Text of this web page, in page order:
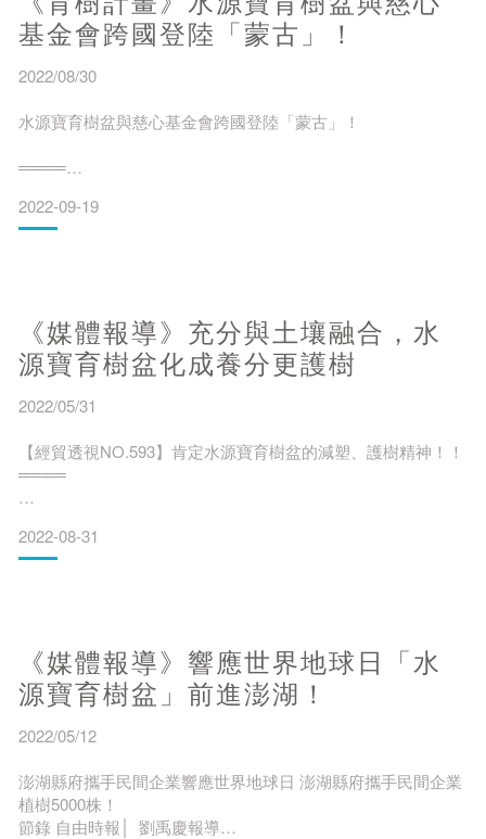
Award(再生創新獎)以及Pioneer
基金會跨國登陸「蒙古」！
2022/08/30
水源寶育樹盆與慈心基金會跨國登陸「蒙古」！
════
資料節錄自 慈心有機
海邊種樹利器水寶盆，於今年6月，首度前進蒙古大漠之地，種
下1,400棵在地原生樹苗，向慈心為地球種下十億棵樹的目標跨
億棵樹計畫」，兩個種樹護地球的美好心願，在因緣際會下，
開啟了臺蒙
2022-09-19
《媒體報導》充分與土壤融合，水
源寶育樹盆化成養分更護樹
2022/05/31
【經貿透視NO.593】肯定水源寶育樹盆的減塑、護樹精神！！
════
水、以繩滴灌」原理為小樹苗送水，且在功成身退後自然分解
與泥土融合，成為樹苗養分又不會造成環境負擔。。
仁舟善用對人體健康、對環境友善的材質，從正確認知和改變
生活習慣開始，一點一滴創造節能、減碳、減塑、減廢的生活
環境與型態。
2022-08-31
《媒體報導》響應世界地球日「水
源寶育樹盆」前進澎湖！
2022/05/12
澎湖縣府攜手民間企業響應世界地球日 澎湖縣府攜手民間企業
植樹5000株！
節錄 自由時報│ 劉禹慶報導